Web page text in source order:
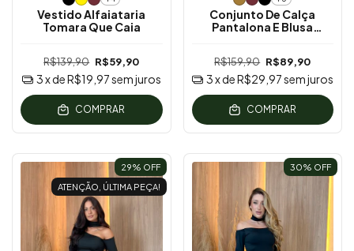
Vestido Alfaiataria
Tomara Que Caia
R$139,90 R$59,90
3x deR$19,97sem juros
COMPRAR
Conjunto De Calça
Pantalona E Blusa
R$159,90 R$89,90
3x deR$29,97sem juros
COMPRAR
29% OFF
ATENÇÃO, ÚLTIMA PEÇA!
30% OFF